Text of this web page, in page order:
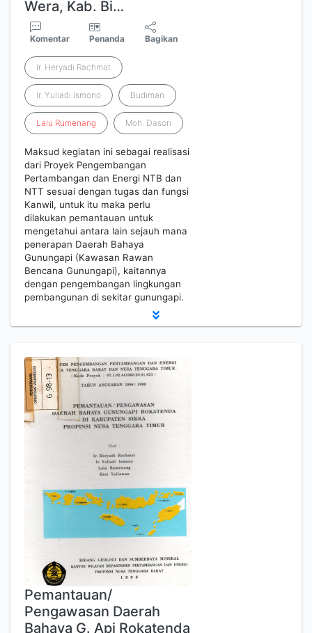
Wera, Kab. Bi…
Komentar Penanda Bagikan
Ir. Heryadi Rachmat
Ir. Yuliadi Ismono Budiman
Lalu Rumenang Moh. Dasori
Maksud kegiatan ini sebagai realisasi
dari Proyek Pengembangan
Pertambangan dan Energi NTB dan
NTT sesuai dengan tugas dan fungsi
Kanwil, untuk itu maka perlu
dilakukan pemantauan untuk
mengetahui antara lain sejauh mana
penerapan Daerah Bahaya
Gunungapi (Kawasan Rawan
Bencana Gunungapi), kaitannya
dengan pengembangan lingkungan
pembangunan di sekitar gunungapi.
Pemantauan/
Pengawasan Daerah
Bahaya G. Api Rokatenda